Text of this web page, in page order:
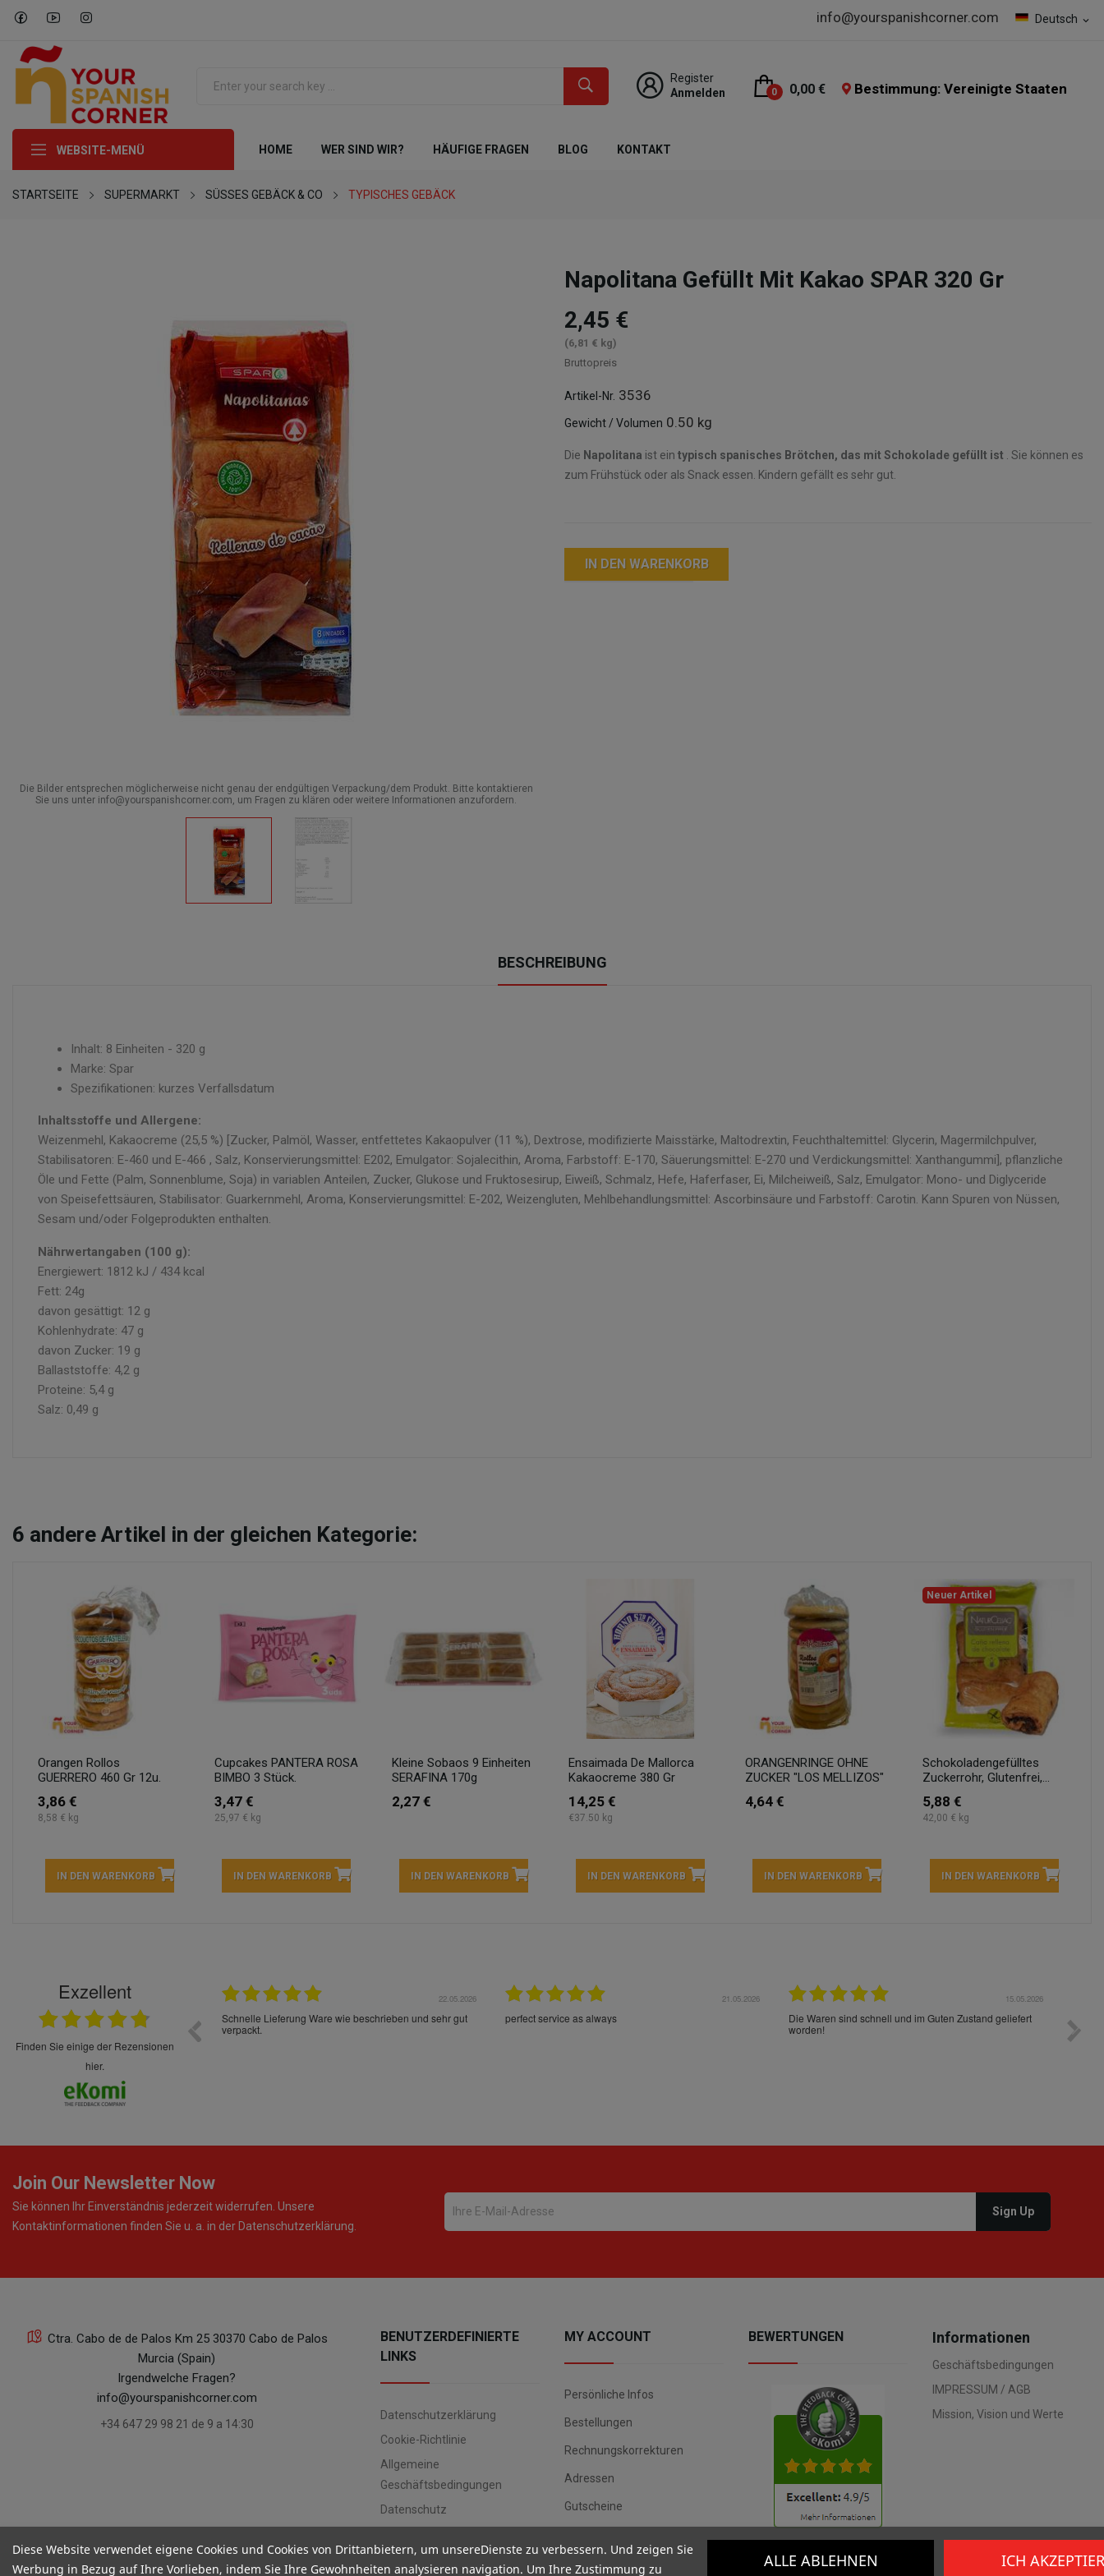
Deutsch expand_more
info@yourspanishcorner.com
Register
Anmelden
0 0,00 € Bestimmung: Vereinigte Staaten
WEBSITE-MENÜ HOME WER SIND WIR? HÄUFIGE FRAGEN BLOG KONTAKT
STARTSEITE SUPERMARKT SÜSSES GEBÄCK & CO TYPISCHES GEBÄCK
Die Bilder entsprechen möglicherweise nicht genau der endgültigen Verpackung/dem Produkt. Bitte kontaktieren
Sie uns unter info@yourspanishcorner.com, um Fragen zu klären oder weitere Informationen anzufordern.
Napolitana Gefüllt Mit Kakao SPAR 320 Gr
2,45 €
(6,81 € kg)
Bruttopreis
Artikel-Nr. 3536
Gewicht / Volumen 0.50 kg
Die Napolitana ist ein typisch spanisches Brötchen, das mit Schokolade gefüllt ist . Sie können es
zum Frühstück oder als Snack essen. Kindern gefällt es sehr gut.
IN DEN WARENKORB
BESCHREIBUNG
Inhalt: 8 Einheiten - 320 g
Marke: Spar
Spezifikationen: kurzes Verfallsdatum
Inhaltsstoffe und Allergene:
Weizenmehl, Kakaocreme (25,5 %) [Zucker, Palmöl, Wasser, entfettetes Kakaopulver (11 %), Dextrose, modifizierte Maisstärke, Maltodrextin, Feuchthaltemittel: Glycerin, Magermilchpulver,
Stabilisatoren: E-460 und E-466 , Salz, Konservierungsmittel: E202, Emulgator: Sojalecithin, Aroma, Farbstoff: E-170, Säuerungsmittel: E-270 und Verdickungsmittel: Xanthangummi], pflanzliche
Öle und Fette (Palm, Sonnenblume, Soja) in variablen Anteilen, Zucker, Glukose und Fruktosesirup, Eiweiß, Schmalz, Hefe, Haferfaser, Ei, Milcheiweiß, Salz, Emulgator: Mono- und Diglyceride
von Speisefettsäuren, Stabilisator: Guarkernmehl, Aroma, Konservierungsmittel: E-202, Weizengluten, Mehlbehandlungsmittel: Ascorbinsäure und Farbstoff: Carotin. Kann Spuren von Nüssen,
Sesam und/oder Folgeprodukten enthalten.
Nährwertangaben (100 g):
Energiewert: 1812 kJ / 434 kcal
Fett: 24g
davon gesättigt: 12 g
Kohlenhydrate: 47 g
davon Zucker: 19 g
Ballaststoffe: 4,2 g
Proteine: 5,4 g
Salz: 0,49 g
6 andere Artikel in der gleichen Kategorie:
Orangen Rollos
GUERRERO 460 Gr 12u.
3,86 €
8,58 € kg
IN DEN WARENKORB
Cupcakes PANTERA ROSA
BIMBO 3 Stück.
3,47 €
25,97 € kg
IN DEN WARENKORB
Kleine Sobaos 9 Einheiten
SERAFINA 170g
2,27 €
IN DEN WARENKORB
Ensaimada De Mallorca
Kakaocreme 380 Gr
14,25 €
€37.50 kg
IN DEN WARENKORB
ORANGENRINGE OHNE
ZUCKER "LOS MELLIZOS"
4,64 €
IN DEN WARENKORB
Neuer Artikel
Schokoladengefülltes
Zuckerrohr, Glutenfrei,...
5,88 €
42,00 € kg
IN DEN WARENKORB
Exzellent
finden Sie einige der Rezensionen
hier.
sehr sorgsam verpackt. Alles kommt
Spaß so einzukaufen. Die Abwicklung ist
22.05.2026
Schnelle Lieferung Ware wie beschrieben und sehr gut
verpackt.
21.05.2026
perfect service as always
15.05.2026
Die Waren sind schnell und im Guten Zustand geliefert
worden!
Join Our Newsletter Now
Sie können Ihr Einverständnis jederzeit widerrufen. Unsere
Kontaktinformationen finden Sie u. a. in der Datenschutzerklärung.
Ctra. Cabo de de Palos Km 25 30370 Cabo de Palos
Murcia (Spain)
Irgendwelche Fragen?
info@yourspanishcorner.com
+34 647 29 98 21 de 9 a 14:30
BENUTZERDEFINIERTE
LINKS
Datenschutzerklärung
Cookie-Richtlinie
Allgemeine
Geschäftsbedingungen
Datenschutz
MY ACCOUNT
Persönliche Infos
Bestellungen
Rechnungskorrekturen
Adressen
Gutscheine
BEWERTUNGEN Informationen
Geschäftsbedingungen
IMPRESSUM / AGB
Mission, Vision und Werte
Diese Website verwendet eigene Cookies und Cookies von Drittanbietern, um unsereDienste zu verbessern. Und zeigen Sie
Werbung in Bezug auf Ihre Vorlieben, indem Sie Ihre Gewohnheiten analysieren navigation. Um Ihre Zustimmung zu
ALLE ABLEHNEN ICH